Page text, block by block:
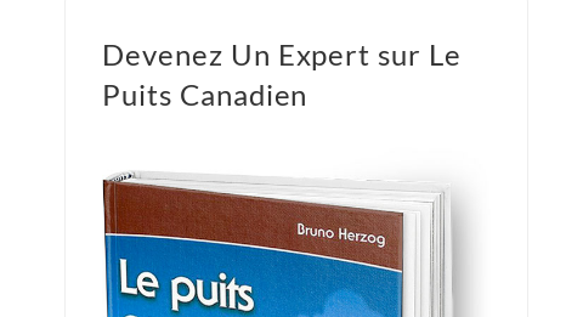
Devenez Un Expert sur Le
Puits Canadien